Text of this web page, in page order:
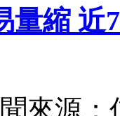
量縮 近
來源：